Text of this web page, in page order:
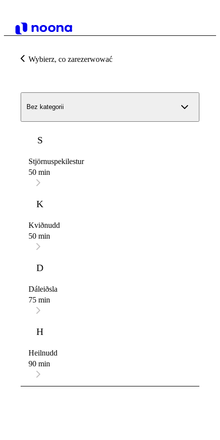
Wybierz, co zarezerwować
Bez kategorii
S
Stjörnuspekilestur
50 min
K
Kviðnudd
50 min
D
Dáleiðsla
75 min
H
Heilnudd
90 min